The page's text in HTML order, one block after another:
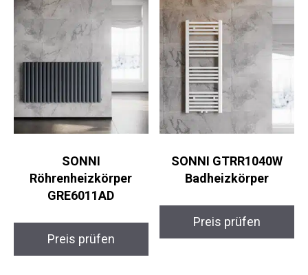
SONNI
Röhrenheizkörper
GRE6011AD
Preis prüfen
SONNI GTRR1040W
Badheizkörper
Preis prüfen